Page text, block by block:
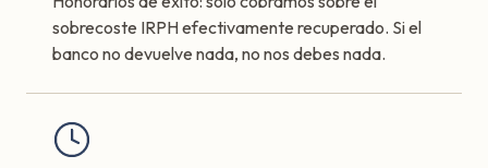
sobrecoste IRPH efectivamente recuperado. Si el
banco no devuelve nada, no nos debes nada.